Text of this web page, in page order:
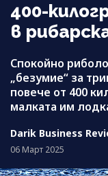
400-
в
Спокойно
„безумие“ за
повече от 400
малката им
Darik Business
06 Март 2025